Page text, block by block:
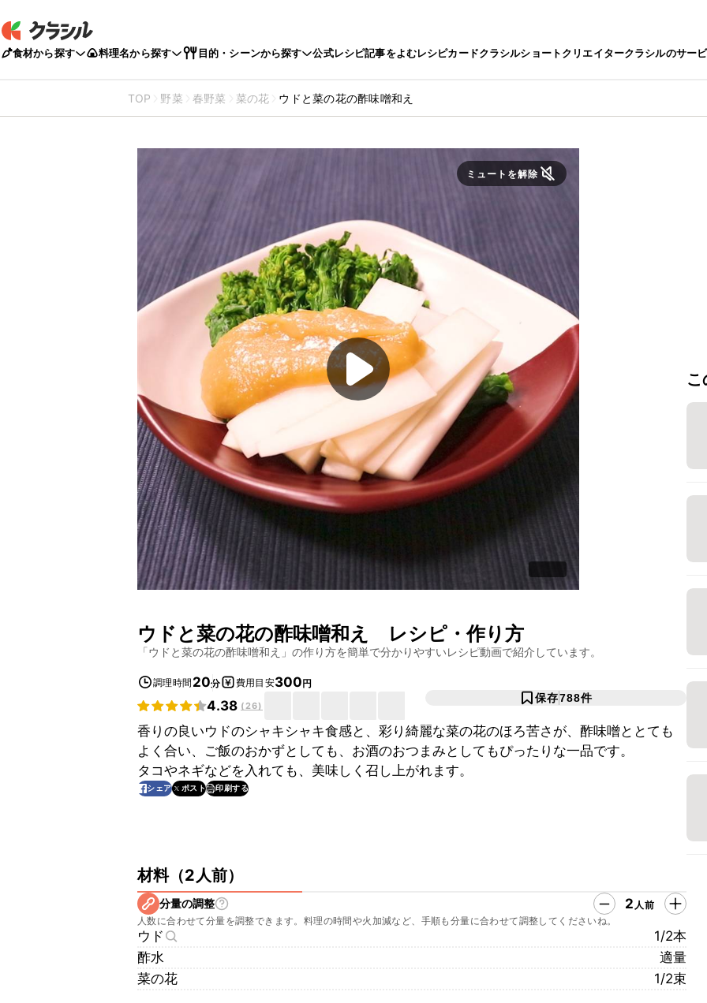
食材から探す 料理名から探す 目的・シーンから探す 公式レシピ記事をよむレシピカードクラシルショートクリエイタークラシルのサー
TOP 野菜 春野菜 菜の花 ウドと菜の花の酢味噌和え
ミュートを解除
ウドと菜の花の酢味噌和え レシピ・作り方
「ウドと菜の花の酢味噌和え 」の作り方を簡単で分かりやすいレシピ動画で紹介しています。
調理時間 20分 費用目安300円
4.38 (26)
保存788件
香りの良いウドのシャキシャキ食感と、彩り綺麗な菜の花のほろ苦さが、酢味噌ととても
よく合い、ご飯のおかずとしても、お酒のおつまみとしてもぴったりな一品です。
タコやネギなどを入れても、美味しく召し上がれます。
シェア ポスト 印刷する
材料（2人前）
分量の調整 2 人前
人数に合わせて分量を調整できます。料理の時間や火加減など、手順も分量に合わせて調整してくださいね。
ウド
1/2本
酢水
適量
菜の花
1/2束